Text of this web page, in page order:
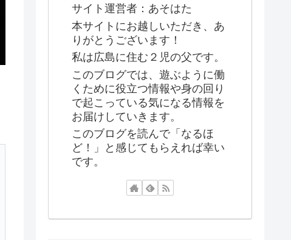
サイト運営者：あそはた
本サイトにお越しいただき、あ
りがとうございます！
私は広島に住む２児の父です。
このブログでは、遊ぶように働
くために役立つ情報や身の回り
で起こっている気になる情報を
お届けしていきます。
このブログを読んで「なるほ
ど！」と感じてもらえれば幸い
です。